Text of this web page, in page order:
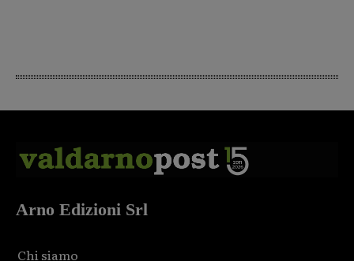
Arno Edizioni Srl
Chi siamo